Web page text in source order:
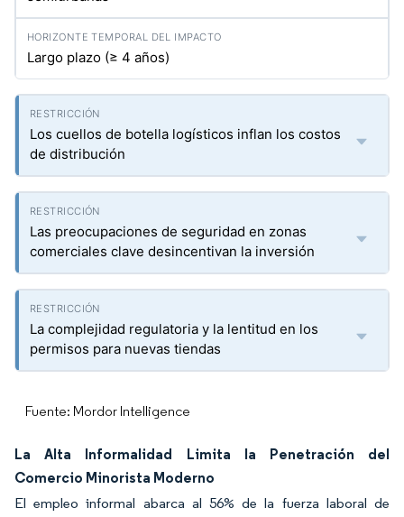
Largo plazo (≥ 4 años)
Los cuellos de botella logísticos inflan los costos
de distribución
Las preocupaciones de seguridad en zonas
comerciales clave desincentivan la inversión
La complejidad regulatoria y la lentitud en los
permisos para nuevas tiendas
Fuente: Mordor Intelligence
La Alta Informalidad Limita la Penetración del
Comercio Minorista Moderno
El empleo informal abarca al 56% de la fuerza laboral de